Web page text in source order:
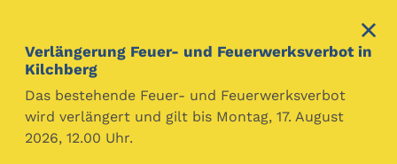
Verlängerung Feuer- und Feuerwerksverbot in
Kilchberg
Das bestehende Feuer- und Feuerwerksverbot
wird verlängert und gilt bis Montag, 17. August
2026, 12.00 Uhr.
Gemeinde Kilchberg